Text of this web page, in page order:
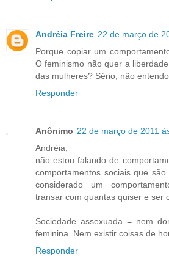
Andréia Freire 22 de março de
Porque copiar um
O feminismo não quer a
das mulheres? Sério, não entendo.
Responder
Anônimo 22 de março de 2011
Andréia,
não estou falando de
comportamentos sociais que
considerado um
transar com quantas quiser e ser
Sociedade assexuada = nem
feminina. Nem existir coisas de
Responder